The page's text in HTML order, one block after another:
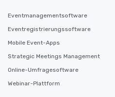
Eventmanagementsoftware
Eventregistrierungssoftware
Mobile Event-Apps
Strategic Meetings Management
Online-Umfragesoftware
Webinar-Plattform